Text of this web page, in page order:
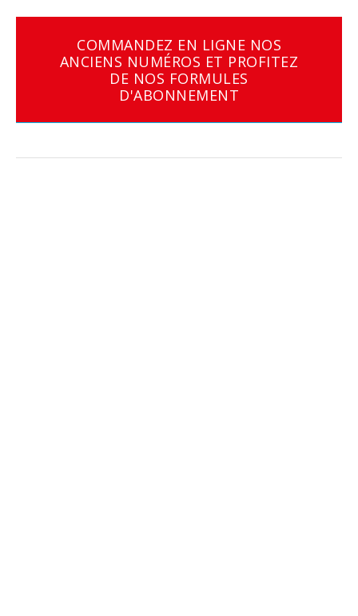
COMMANDEZ EN LIGNE NOS
ANCIENS NUMÉROS ET PROFITEZ
DE NOS FORMULES
D'ABONNEMENT